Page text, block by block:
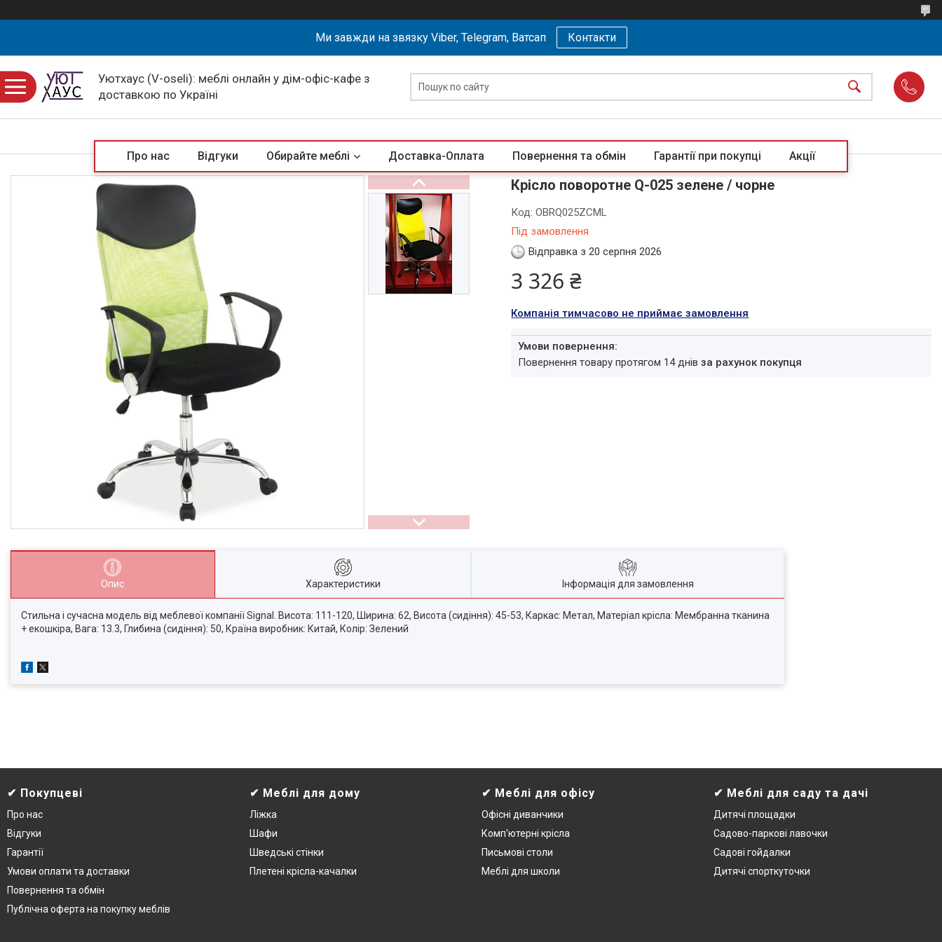
Ми завжди на звязку Viber, Telegram, Ватсап Контакти
Уютхаус (V-oseli): меблі онлайн у дім-офіс-кафе з
доставкою по Україні
Про нас Відгуки Обирайте меблі Доставка-Оплата Повернення та обмін Гарантії при покупці Акції
Крісло поворотне Q-025 зелене / чорне
Під замовлення
Код:OBRQ025ZCML
Відправка з 20 серпня 2026
3 326 ₴
Компанія тимчасово не приймає замовлення
повернення товару протягом 14 днівза рахунок покупця
Опис Характеристики Інформація для замовлення
Стильна і сучасна модель від меблевої компанії Signal. Висота: 111-120, Ширина: 62, Висота (сидіння): 45-53, Каркас: Метал, Матеріал крісла: Мембранна тканина
+ екошкіра, Вага: 13.3, Глибина (сидіння): 50, Країна виробник: Китай, Колір: Зелений
✔ Покупцеві
Про нас
Відгуки
Гарантії
Умови оплати та доставки
Повернення та обмін
Публічна оферта на покупку меблів
✔ Меблі для дому
Ліжка
Шафи
Шведські стінки
Плетені крісла-качалки
✔ Меблі для офісу
Офісні диванчики
Комп'ютерні крісла
Письмові столи
Меблі для школи
✔ Меблі для саду та дачі
Дитячі площадки
Садово-паркові лавочки
Садові гойдалки
Дитячі спорткуточки